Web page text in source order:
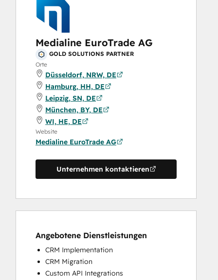
Medialine EuroTrade AG
GOLD SOLUTIONS PARTNER
Orte
Düsseldorf, NRW, DE
Hamburg, HH, DE
Leipzig, SN, DE
München, BY, DE
WI, HE, DE
Website
Medialine EuroTrade AG
Unternehmen kontaktieren
Angebotene Dienstleistungen
CRM Implementation
CRM Migration
Custom API Integrations